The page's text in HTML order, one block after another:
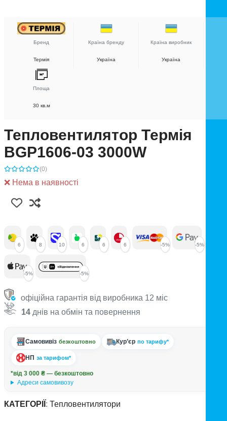
Бренд
Термія
Країна бренду
Україна
Країна виробник
Україна
Площа
30 кв.м
Тепловентилятор Термія
BGP1606-03 3000W
(0)
❌ Нема в наявності
6 8 10 6 6 6 -5% -5%
-5% -5%
офіційна гарантія від виробника 12 міс
14 днів на обмін та повернення
Самовивіз безкоштовно Кур’єр по тарифу*
НП за тарифом*
*від 3 000 ₴ — безкоштовно
Адреси самовивозу
КАТЕГОРІЇ : Тепловентилятори